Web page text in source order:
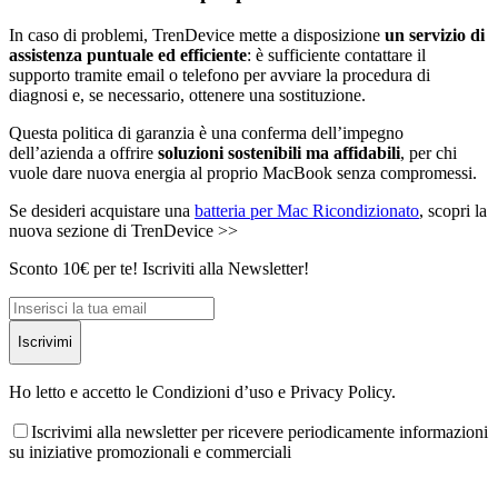
In caso di problemi, TrenDevice mette a disposizione un servizio di
assistenza puntuale ed efficiente: è sufficiente contattare il
supporto tramite email o telefono per avviare la procedura di
diagnosi e, se necessario, ottenere una sostituzione.
Questa politica di garanzia è una conferma dell’impegno
dell’azienda a offrire soluzioni sostenibili ma affidabili, per chi
vuole dare nuova energia al proprio MacBook senza compromessi.
Se desideri acquistare una batteria per Mac Ricondizionato, scopri la
nuova sezione di TrenDevice >>
Sconto 10€ per te! Iscriviti alla Newsletter!
Iscrivimi
Ho letto e accetto le Condizioni d’uso e Privacy Policy.
Iscrivimi alla newsletter per ricevere periodicamente informazioni
su iniziative promozionali e commerciali